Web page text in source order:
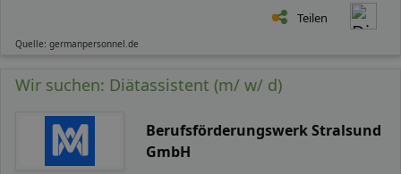
Teilen
Quelle: germanpersonnel.de
Wir suchen: Diätassistent (m/ w/ d)
Berufsförderungswerk Stralsund
GmbH